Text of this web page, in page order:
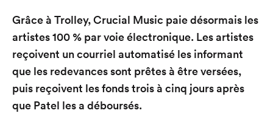
Grâce à Trolley, Crucial Music paie désormais les
artistes 100 % par voie électronique. Les artistes
reçoivent un courriel automatisé les informant
que les redevances sont prêtes à être versées,
puis reçoivent les fonds trois à cinq jours après
que Patel les a déboursés.